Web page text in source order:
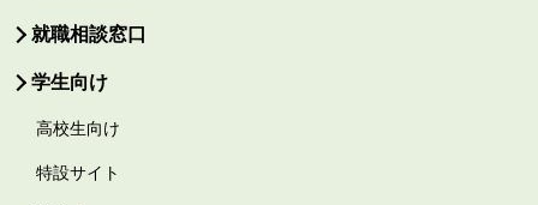
就職相談窓口
学生向け
高校生向け
特設サイト